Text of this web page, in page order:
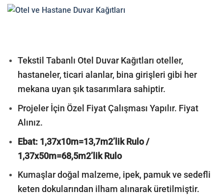
Tekstil Tabanlı Otel Duvar Kağıtları oteller,
hastaneler, ticari alanlar, bina girişleri gibi her
mekana uyan şık tasarımlara sahiptir.
Projeler İçin Özel Fiyat Çalışması Yapılır. Fiyat
Alınız.
Ebat: 1,37x10m=13,7m2’lik Rulo /
1,37x50m=68,5m2’lik Rulo
Kumaşlar doğal malzeme, ipek, pamuk ve sedefli
keten dokularından ilham alınarak üretilmiştir.